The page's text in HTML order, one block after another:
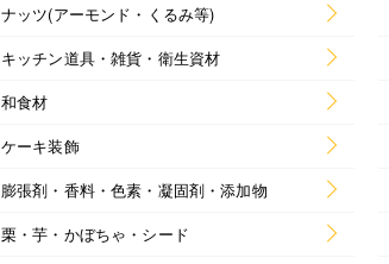
ナッツ(アーモンド・くるみ等)
キッチン道具・雑貨・衛生資材
和食材
ケーキ装飾
膨張剤・香料・色素・凝固剤・添加物
栗・芋・かぼちゃ・シード